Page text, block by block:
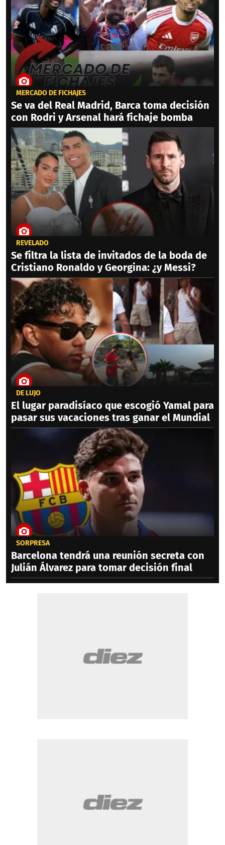
MERCADO DE FICHAJES
Se va del Real Madrid, Barca toma decisión
con Rodri y Arsenal hará fichaje bomba
REVELADO
Se filtra la lista de invitados de la boda de
Cristiano Ronaldo y Georgina: ¿y Messi?
DE LUJO
El lugar paradisíaco que escogió Yamal para
pasar sus vacaciones tras ganar el Mundial
SORPRESA
Barcelona tendrá una reunión secreta con
Julián Álvarez para tomar decisión final